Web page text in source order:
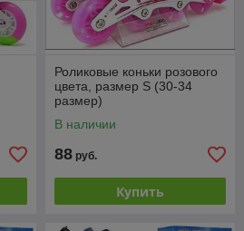
Роликовые коньки розового
цвета, размер S (30-34
размер)
В наличии
88 руб.
Купить